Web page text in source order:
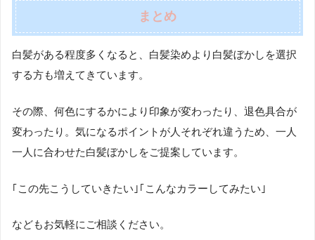
まとめ
白髪がある程度多くなると、白髪染めより白髪ぼかしを選択
する方も増えてきています。
その際、何色にするかにより印象が変わったり、退色具合が
変わったり。気になるポイントが人それぞれ違うため、一人
一人に合わせた白髪ぼかしをご提案しています。
｢この先こうしていきたい｣｢こんなカラーしてみたい｣
などもお気軽にご相談ください。